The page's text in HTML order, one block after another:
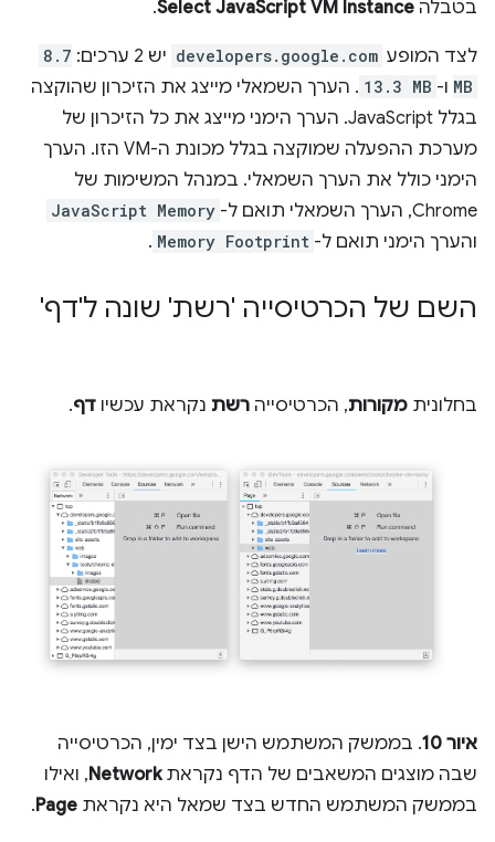
בטבלה Select JavaScript VM Instance
.
לצד המופע developers.google.com יש 2 ערכים:
8.7
MB ו- 13.3 MB . הערך השמאלי מייצג את הזיכרון שהוקצה
בגלל JavaScript. הערך הימני מייצג את כל הזיכרון של
מערכת ההפעלה שמוקצה בגלל מכונת ה-VM הזו. הערך
הימני כולל את הערך השמאלי. במנהל המשימות של
Chrome, הערך השמאלי תואם ל-
JavaScript Memory
והערך הימני תואם ל- Memory Footprint
.
השם של הכרטיסייה 'רשת' שונה ל'דף'
בחלונית מקורות, הכרטיסייה רשת נקראת עכשיו דף.
איור 10
. בממשק המשתמש הישן בצד ימין, הכרטיסייה
שבה מוצגים המשאבים של הדף נקראתNetwork, ואילו
בממשק המשתמש החדש בצד שמאל היא נקראת Page
.